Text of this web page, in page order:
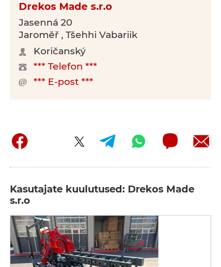
Drekos Made s.r.o
Jasenná 20
Jaroměř , Tšehhi Vabariik
Koričanský
*** Telefon ***
*** E-post ***
Kasutajate kuulutused: Drekos Made
s.r.o